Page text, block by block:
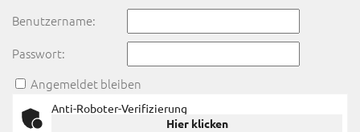
Benutzername:
Passwort:
Angemeldet bleiben
Anti-Roboter-Verifizierung
Hier klicken